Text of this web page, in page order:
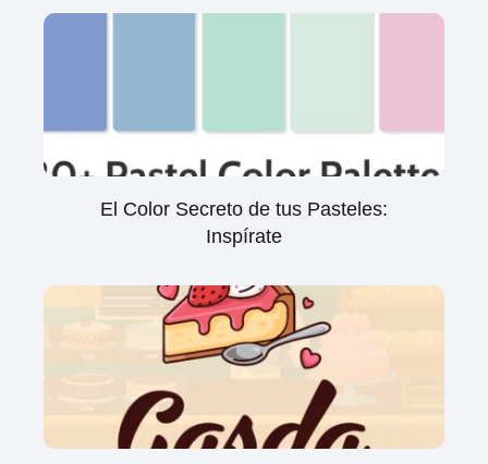
El Color Secreto de tus Pasteles:
Inspírate